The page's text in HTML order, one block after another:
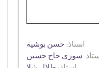
استاذ: حسن بوشية
سوزي حاج حسين